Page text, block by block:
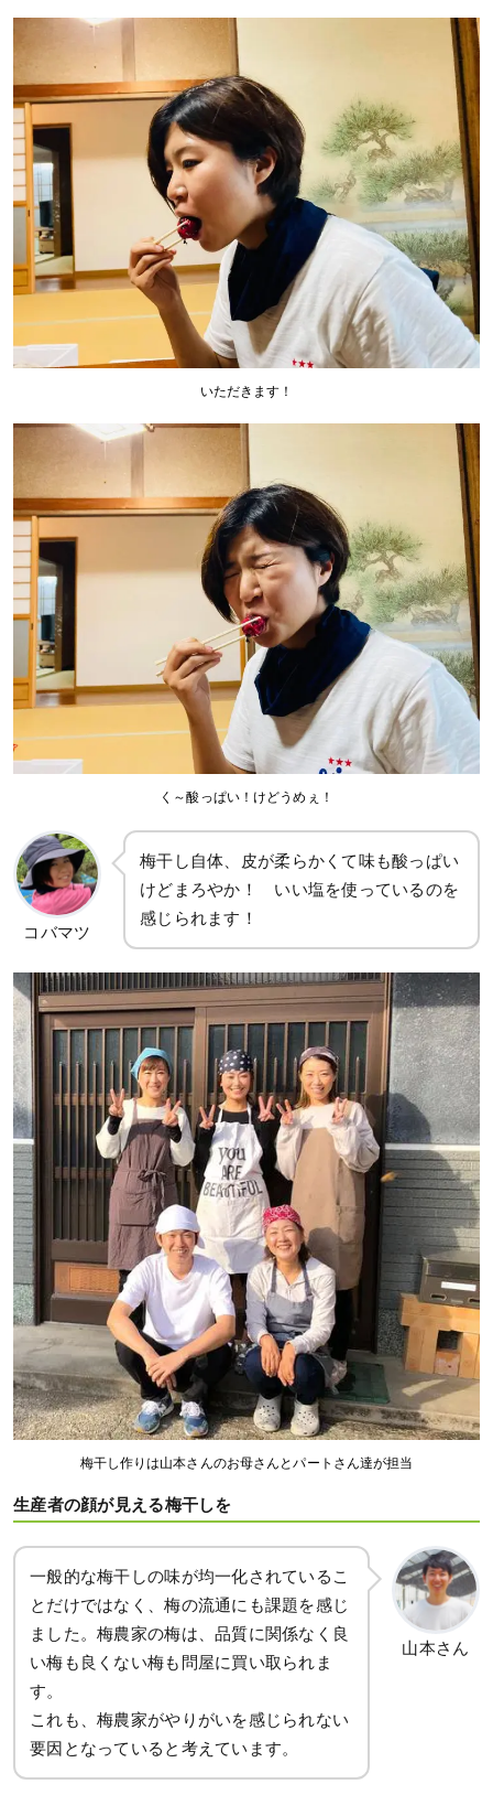
いただきます！
く～酸っぱい！けどうめぇ！
コバマツ
梅干し自体、皮が柔らかくて味も酸っぱい
けどまろやか！ いい塩を使っているのを
感じられます！
梅干し作りは山本さんのお母さんとパートさん達が担当
生産者の顔が見える梅干しを
一般的な梅干しの味が均一化されているこ
とだけではなく、梅の流通にも課題を感じ
ました。梅農家の梅は、品質に関係なく良
い梅も良くない梅も問屋に買い取られま
す。
これも、梅農家がやりがいを感じられない
要因となっていると考えています。
山本さん